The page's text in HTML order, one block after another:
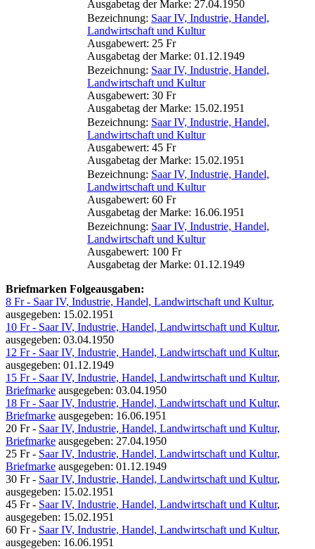
Ausgabetag der Marke: 27.04.1950
Bezeichnung: Saar IV, Industrie, Handel,
Landwirtschaft und Kultur
Ausgabewert: 25 Fr
Ausgabetag der Marke: 01.12.1949
Bezeichnung: Saar IV, Industrie, Handel,
Landwirtschaft und Kultur
Ausgabewert: 30 Fr
Ausgabetag der Marke: 15.02.1951
Bezeichnung: Saar IV, Industrie, Handel,
Landwirtschaft und Kultur
Ausgabewert: 45 Fr
Ausgabetag der Marke: 15.02.1951
Bezeichnung: Saar IV, Industrie, Handel,
Landwirtschaft und Kultur
Ausgabewert: 60 Fr
Ausgabetag der Marke: 16.06.1951
Bezeichnung: Saar IV, Industrie, Handel,
Landwirtschaft und Kultur
Ausgabewert: 100 Fr
Ausgabetag der Marke: 01.12.1949
Briefmarken Folgeausgaben:
8 Fr - Saar IV, Industrie, Handel, Landwirtschaft und Kultur,
ausgegeben: 15.02.1951
10 Fr - Saar IV, Industrie, Handel, Landwirtschaft und Kultur,
ausgegeben: 03.04.1950
12 Fr - Saar IV, Industrie, Handel, Landwirtschaft und Kultur,
ausgegeben: 01.12.1949
15 Fr - Saar IV, Industrie, Handel, Landwirtschaft und Kultur,
Briefmarke ausgegeben: 03.04.1950
18 Fr - Saar IV, Industrie, Handel, Landwirtschaft und Kultur,
Briefmarke ausgegeben: 16.06.1951
20 Fr - Saar IV, Industrie, Handel, Landwirtschaft und Kultur,
Briefmarke ausgegeben: 27.04.1950
25 Fr - Saar IV, Industrie, Handel, Landwirtschaft und Kultur,
Briefmarke ausgegeben: 01.12.1949
30 Fr - Saar IV, Industrie, Handel, Landwirtschaft und Kultur,
ausgegeben: 15.02.1951
45 Fr - Saar IV, Industrie, Handel, Landwirtschaft und Kultur,
ausgegeben: 15.02.1951
60 Fr - Saar IV, Industrie, Handel, Landwirtschaft und Kultur,
ausgegeben: 16.06.1951